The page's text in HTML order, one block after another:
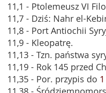
11,1 - Ptolemeusz VI
11,7 - Dziś: Nahr el-
11,8 - Port Antiochii
11,9 - Kleopatrę.
11,13 - Tzn. państwa
11,19 - Rok 145 przed
11,35 - Por. przypis do